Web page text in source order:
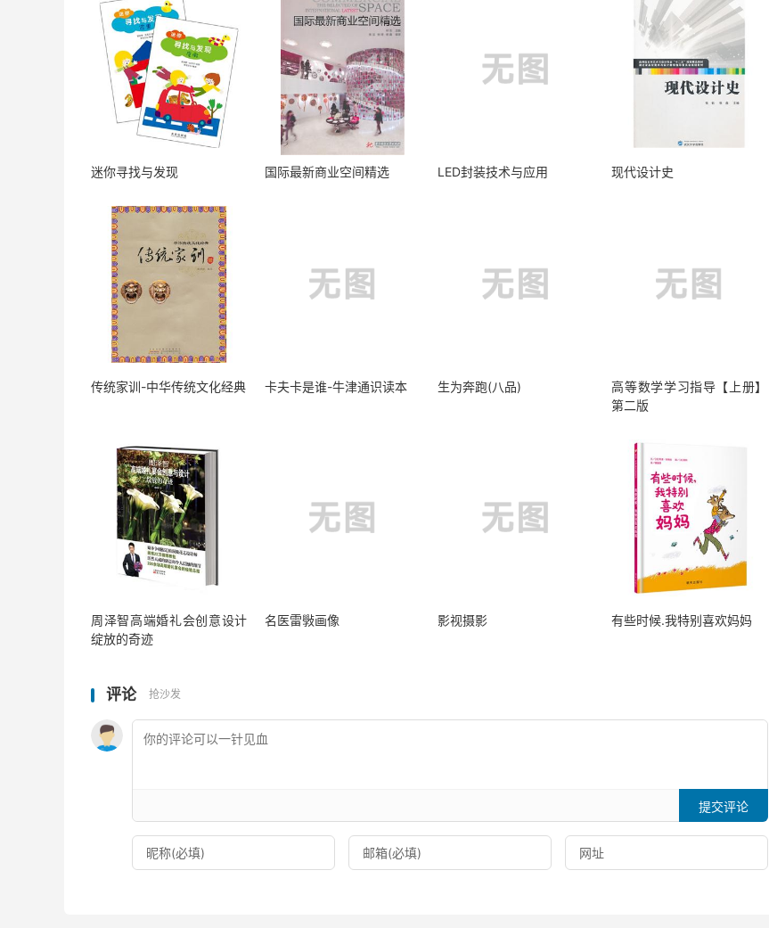
迷你寻找与发现 国际最新商业空间精选 LED封装技术与应用 现代设计史
传统家训-中华传统文化经典 卡夫卡是谁-牛津通识读本 生为奔跑(八品)
高等数学学习指导【上册】
第二版
周泽智高端婚礼会创意设计
绽放的奇迹
名医雷斅画像 影视摄影 有些时候.我特别喜欢妈妈
评论 抢沙发
提交评论